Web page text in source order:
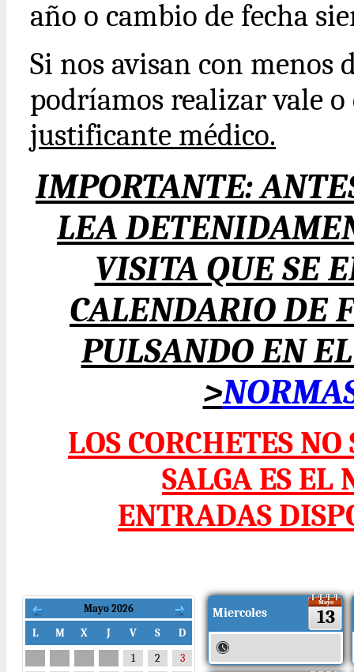
año o cambio de fecha
Si nos avisan con menos
podríamos realizar vale
justificante médico.
IMPORTANTE:
LEA
VISITA QUE SE
CALENDARIO DE
PULSANDO EN
>
LOS CORCHETES
SALGA ES EL
ENTRADAS
Mayo 2026
L M X J V S
D
1
2
3
Miercoles
Mayo
13